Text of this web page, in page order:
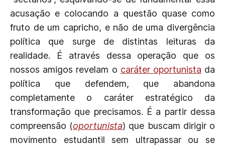
acusação e colocando a questão quase como
fruto de um capricho, e não de uma divergência
política que surge de distintas leituras da
realidade. É através dessa operação que os
nossos amigos revelam o caráter oportunista da
política que defendem, que abandona
completamente o caráter estratégico da
transformação que precisamos. É a partir dessa
compreensão (oportunista) que buscam dirigir o
movimento estudantil sem ultrapassar ou se